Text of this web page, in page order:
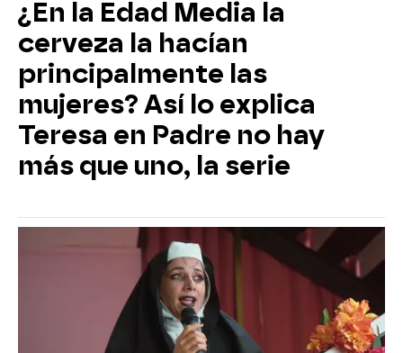
¿En la Edad Media la
cerveza la hacían
principalmente las
mujeres? Así lo explica
Teresa en Padre no hay
más que uno, la serie